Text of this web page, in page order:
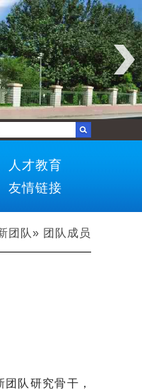
人才教育
友情链接
团队» 团队成员
队研究骨干，